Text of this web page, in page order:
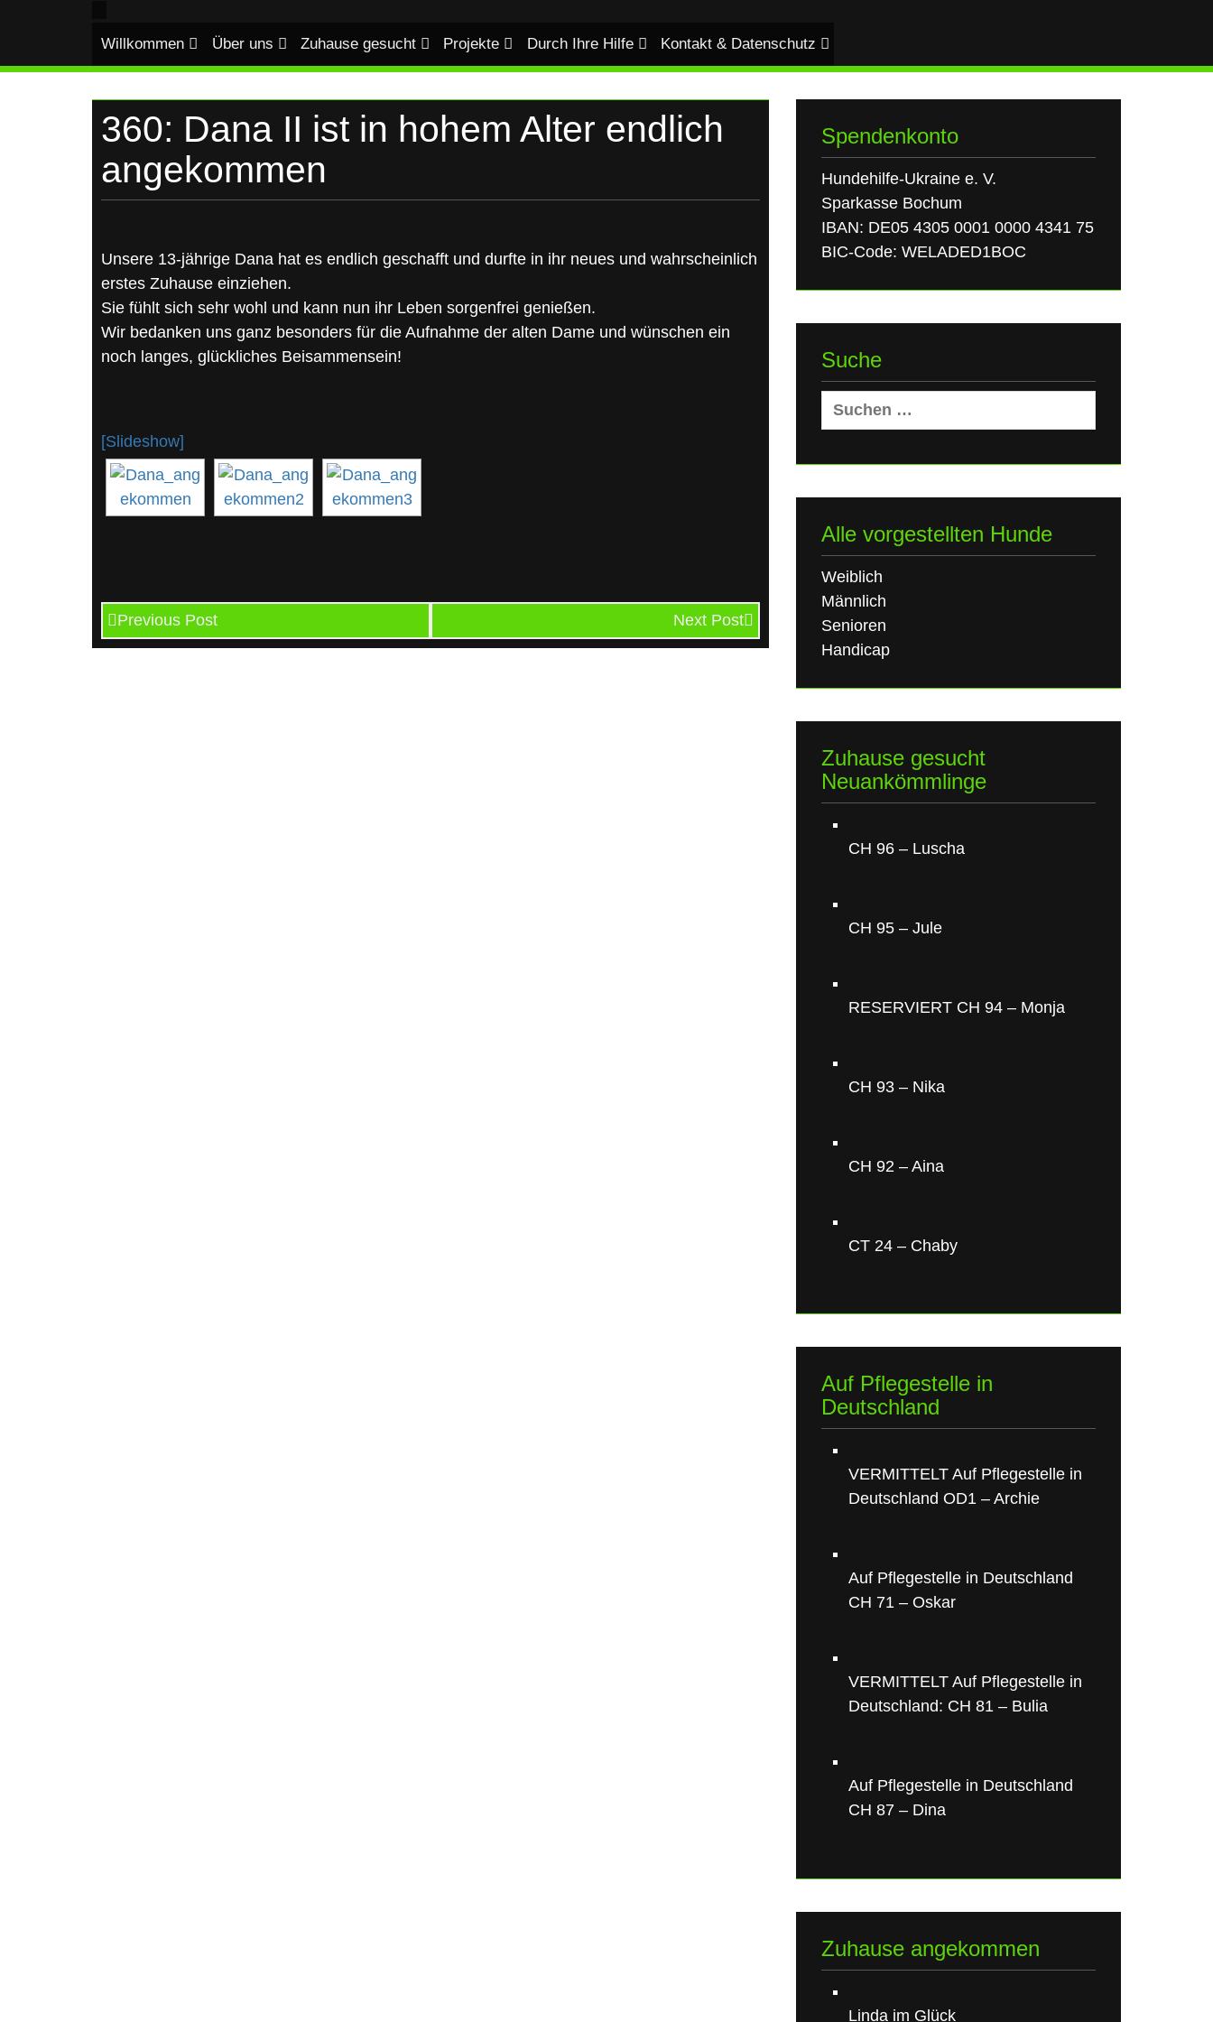
Willkommen Über uns Zuhause gesucht Projekte Durch Ihre Hilfe Kontakt & Datenschutz
360: Dana II ist in hohem Alter endlich
angekommen
Unsere 13-jährige Dana hat es endlich geschafft und durfte in ihr neues und wahrscheinlich
erstes Zuhause einziehen.
Sie fühlt sich sehr wohl und kann nun ihr Leben sorgenfrei genießen.
Wir bedanken uns ganz besonders für die Aufnahme der alten Dame und wünschen ein
noch langes, glückliches Beisammensein!
[Slideshow]
Previous Post Next Post
Spendenkonto
Hundehilfe-Ukraine e. V.
Sparkasse Bochum
IBAN: DE05 4305 0001 0000 4341 75
BIC-Code: WELADED1BOC
Suche
Suchen
nach:
Alle vorgestellten Hunde
Weiblich
Männlich
Senioren
Handicap
Zuhause gesucht
Neuankömmlinge
CH 96 – Luscha
CH 95 – Jule
RESERVIERT CH 94 – Monja
CH 93 – Nika
CH 92 – Aina
CT 24 – Chaby
Auf Pflegestelle in
Deutschland
VERMITTELT Auf Pflegestelle in
Deutschland OD1 – Archie
Auf Pflegestelle in Deutschland
CH 71 – Oskar
VERMITTELT Auf Pflegestelle in
Deutschland: CH 81 – Bulia
Auf Pflegestelle in Deutschland
CH 87 – Dina
Zuhause angekommen
Linda im Glück